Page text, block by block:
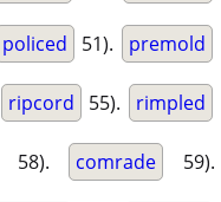
policed 51). premold
ripcord 55). rimpled
58). comrade 59).